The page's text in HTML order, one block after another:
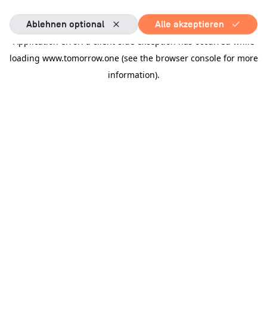
Application error: a client-side exception has occurred while
loading www.tomorrow.one (see the browser console for more
information).
Ablehnen optional Alle akzeptieren